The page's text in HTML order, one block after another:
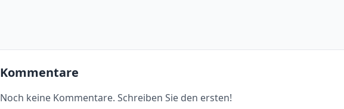
Kommentare
Noch keine Kommentare. Schreiben Sie den ersten!